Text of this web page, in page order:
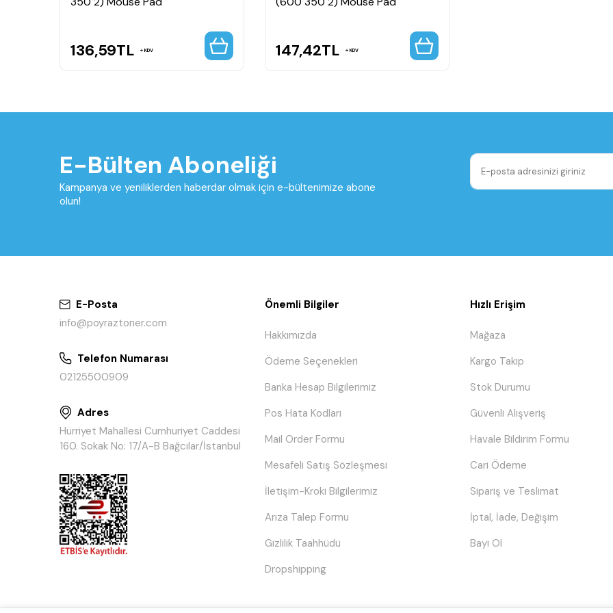
136,59TL KDV 147,42TL KDV
E-Bülten Aboneliği
Kampanya ve yeniliklerden haberdar olmak için e-bültenimize abone
olun!
E-Posta
info@poyraztoner.com
Telefon Numarası
02125500909
Adres
Hürriyet Mahallesi Cumhuriyet Caddesi
160. Sokak No: 17/A-B Bağcılar/İstanbul
Önemli Bilgiler
Hakkımızda
Ödeme Seçenekleri
Banka Hesap Bilgilerimiz
Pos Hata Kodları
Mail Order Formu
Mesafeli Satış Sözleşmesi
İletişim-Kroki Bilgilerimiz
Arıza Talep Formu
Gizlilik Taahhüdü
Dropshipping
Hızlı Erişim
Mağaza
Kargo Takip
Stok Durumu
Güvenli Alışveriş
Havale Bildirim Formu
Cari Ödeme
Sipariş ve Teslimat
İptal, İade, Değişim
Bayi Ol